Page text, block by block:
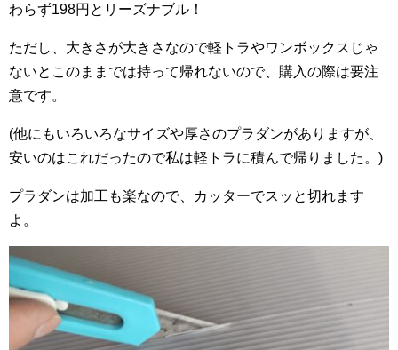
わらず198円とリーズナブル！
ただし、大きさが大きさなので軽トラやワンボックスじゃ
ないとこのままでは持って帰れないので、購入の際は要注
意です。
(他にもいろいろなサイズや厚さのプラダンがありますが、
安いのはこれだったので私は軽トラに積んで帰りました。)
プラダンは加工も楽なので、カッターでスッと切れます
よ。